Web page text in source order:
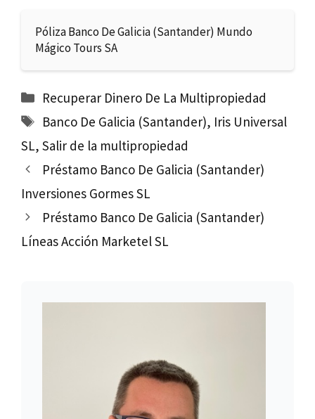
Póliza Banco De Galicia (Santander) Mundo
Mágico Tours SA
Categorías
Recuperar Dinero De La Multipropiedad
Etiquetas
Banco De Galicia (Santander), Iris Universal
SL, Salir de la multipropiedad
Préstamo Banco De Galicia (Santander)
Inversiones Gormes SL
Préstamo Banco De Galicia (Santander)
Líneas Acción Marketel SL